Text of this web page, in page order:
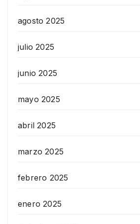
agosto 2025
julio 2025
junio 2025
mayo 2025
abril 2025
marzo 2025
febrero 2025
enero 2025